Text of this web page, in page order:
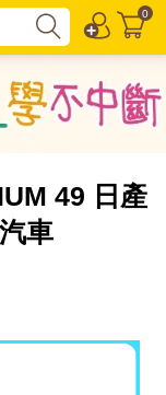
0
49 日產
車